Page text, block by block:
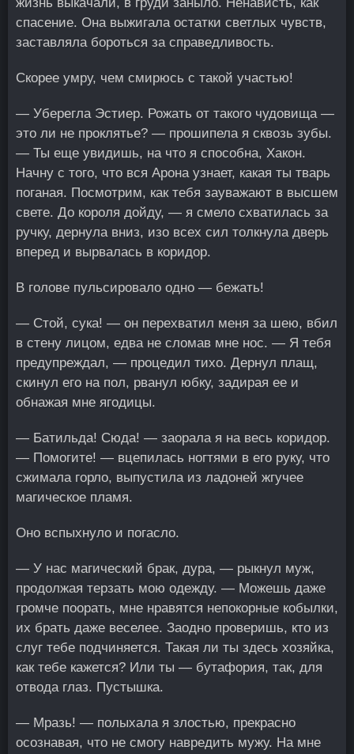
спасение. Она выжигала остатки светлых чувств,
заставляла бороться за справедливость.
Скорее умру, чем смирюсь с такой участью!
— Уберегла Эстиер. Рожать от такого чудовища —
это ли не проклятье? — прошипела я сквозь зубы.
— Ты еще увидишь, на что я способна, Хакон.
Начну с того, что вся Арона узнает, какая ты тварь
поганая. Посмотрим, как тебя зауважают в высшем
свете. До короля дойду, — я смело схватилась за
ручку, дернула вниз, изо всех сил толкнула дверь
вперед и вырвалась в коридор.
В голове пульсировало одно — бежать!
— Стой, сука! — он перехватил меня за шею, вбил
в стену лицом, едва не сломав мне нос. — Я тебя
предупреждал, — процедил тихо. Дернул плащ,
скинул его на пол, рванул юбку, задирая ее и
обнажая мне ягодицы.
— Батильда! Сюда! — заорала я на весь коридор.
— Помогите! — вцепилась ногтями в его руку, что
сжимала горло, выпустила из ладоней жгучее
магическое пламя.
Оно вспыхнуло и погасло.
— У нас магический брак, дура, — рыкнул муж,
продолжая терзать мою одежду. — Можешь даже
громче поорать, мне нравятся непокорные кобылки,
их брать даже веселее. Заодно проверишь, кто из
слуг тебе подчиняется. Такая ли ты здесь хозяйка,
как тебе кажется? Или ты — бутафория, так, для
отвода глаз. Пустышка.
— Мразь! — полыхала я злостью, прекрасно
осознавая, что не смогу навредить мужу. На мне